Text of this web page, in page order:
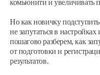
комьюнити и увеличивать
Но как новичку
не запутаться в
пошагово разберем, как
от подготовки и
результатов.